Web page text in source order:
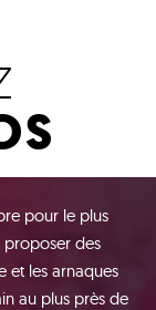
pour le plus
des
et les arnaques
au plus près de